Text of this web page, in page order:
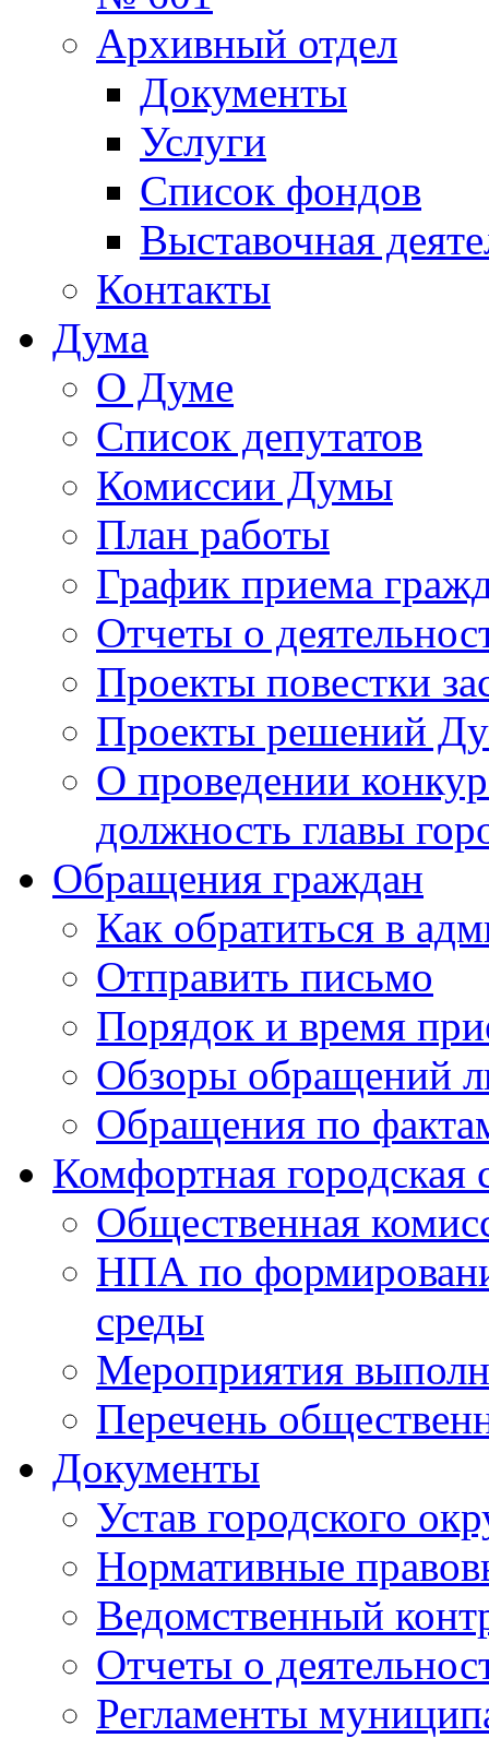
Архивный отдел
Документы
Услуги
Список фондов
Выставочная
Контакты
Дума
О Думе
Список депутатов
Комиссии Думы
План работы
График приема
Отчеты о
Проекты повестки
Проекты решений
О проведении
должность главы
Обращения граждан
Как обратиться в
Отправить письмо
Порядок и время
Обзоры обращений
Обращения по
Комфортная городская
Общественная
НПА по
среды
Мероприятия
Перечень
Документы
Устав городского
Нормативные
Ведомственный
Отчеты о
Регламенты